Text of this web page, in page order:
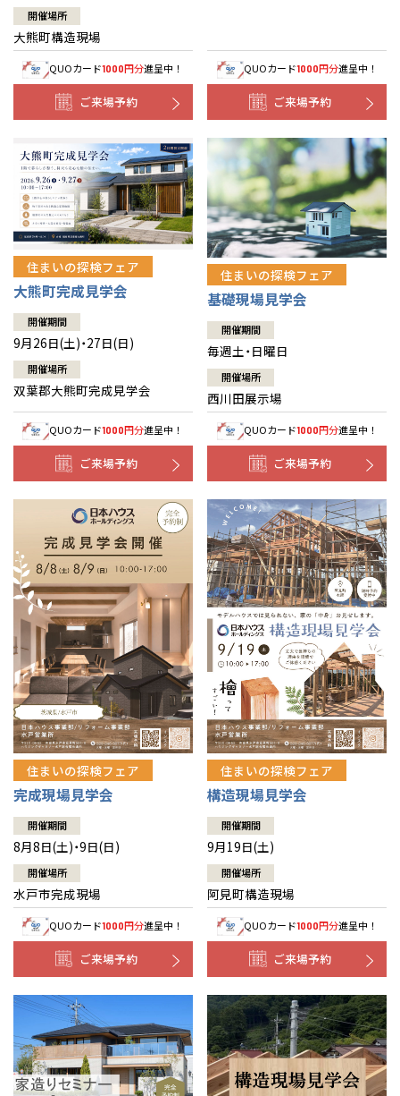
開催場所
大熊町構造現場
QUOカード1000円分進呈中！
ご来場予約
QUOカード1000円分進呈中！
ご来場予約
住まいの探検フェア
大熊町完成見学会
開催期間
9月26日(土)・27日(日)
開催場所
双葉郡大熊町完成見学会
QUOカード1000円分進呈中！
ご来場予約
住まいの探検フェア
基礎現場見学会
開催期間
毎週土・日曜日
開催場所
西川田展示場
QUOカード1000円分進呈中！
ご来場予約
住まいの探検フェア
完成現場見学会
開催期間
8月8日(土)・9日(日)
開催場所
水戸市完成現場
QUOカード1000円分進呈中！
ご来場予約
住まいの探検フェア
構造現場見学会
開催期間
9月19日(土)
開催場所
阿見町構造現場
QUOカード1000円分進呈中！
ご来場予約